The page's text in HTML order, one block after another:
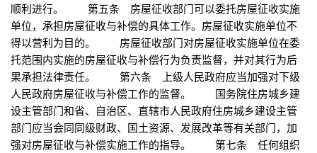
顺利进行。 第五条 房屋征收部门可以委托房屋征收实施
单位，承担房屋征收与补偿的具体工作。房屋征收实施单位不
得以营利为目的。 房屋征收部门对房屋征收实施单位在委
托范围内实施的房屋征收与补偿行为负责监督，并对其行为后
果承担法律责任。 第六条 上级人民政府应当加强对下级
人民政府房屋征收与补偿工作的监督。 国务院住房城乡建
设主管部门和省、自治区、直辖市人民政府住房城乡建设主管
部门应当会同同级财政、国土资源、发展改革等有关部门，加
强对房屋征收与补偿实施工作的指导。 第七条 任何组织